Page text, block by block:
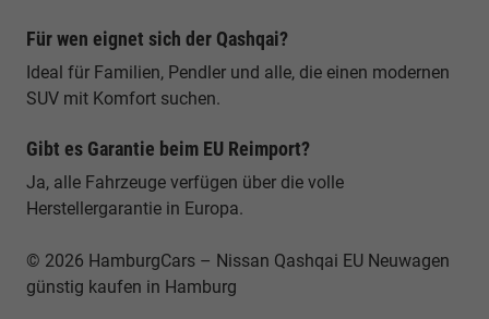
Für wen eignet sich der Qashqai?
Ideal für Familien, Pendler und alle, die einen modernen
SUV mit Komfort suchen.
Gibt es Garantie beim EU Reimport?
Ja, alle Fahrzeuge verfügen über die volle
Herstellergarantie in Europa.
© 2026 HamburgCars – Nissan Qashqai EU Neuwagen
günstig kaufen in Hamburg